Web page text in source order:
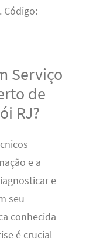
Serviço
de
RJ?
e a
e
seu
conhecida
é crucial